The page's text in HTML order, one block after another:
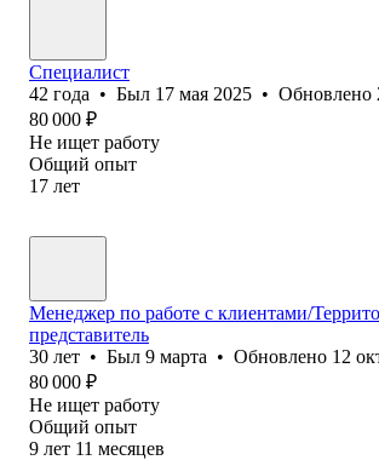
Специалист
42 года • Был 17 мая 2025 • Обновлено
80 000 ₽
Не ищет работу
Общий опыт
17 лет
Менеджер по работе с клиентами/
представитель
30 лет • Был 9 марта • Обновлено 12
80 000 ₽
Не ищет работу
Общий опыт
9 лет 11 месяцев